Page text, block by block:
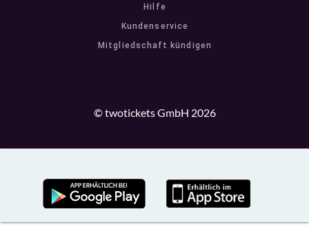
Hilfe
Kundenservice
Mitgliedschaft kündigen
© twotickets GmbH 2026